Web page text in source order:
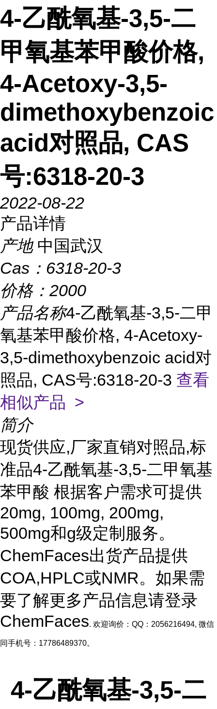
4-乙酰氧基-3,5-二
甲氧基苯甲酸价格,
4-Acetoxy-3,5-
dimethoxybenzoic
acid对照品, CAS
号:6318-20-3
2022-08-22
产品详情
产地 中国武汉
Cas： 6318-20-3
价格： 2000
产品名称4-乙酰氧基-3,5-二甲
氧基苯甲酸价格, 4-Acetoxy-
3,5-dimethoxybenzoic acid对
照品, CAS号:6318-20-3 查看
相似产品 >
简介
现货供应,厂家直销对照品,标
准品4-乙酰氧基-3,5-二甲氧基
苯甲酸 根据客户需求可提供
20mg, 100mg, 200mg,
500mg和g级定制服务。
ChemFaces出货产品提供
COA,HPLC或NMR。如果需
要了解更多产品信息请登录
ChemFaces. 欢迎询价：QQ：2056216494, 微信
同手机号：17786489370。
4-乙酰氧基-3,5-二